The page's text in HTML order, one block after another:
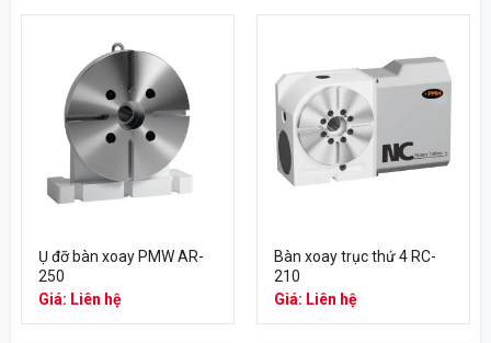
Ụ đỡ bàn xoay PMW AR-
250
Giá: Liên hệ
Bàn xoay trục thứ 4 RC-
210
Giá: Liên hệ